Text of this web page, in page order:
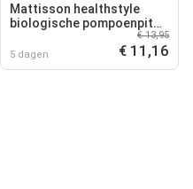
Mattisson healthstyle
biologische pompoenpit
5 dagen
€ 13,95
€ 11,16